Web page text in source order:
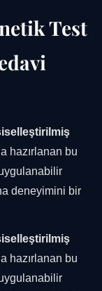
Test
hazırlanan bu
deneyimini bir
hazırlanan bu